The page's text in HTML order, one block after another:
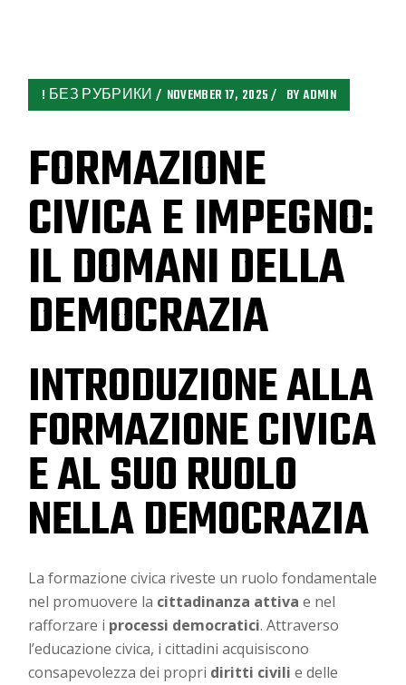
! БЕЗ РУБРИКИ NOVEMBER 17, 2025 BYADMIN
FORMAZIONE
CIVICA E IMPEGNO:
IL DOMANI DELLA
DEMOCRAZIA
INTRODUZIONE ALLA
FORMAZIONE CIVICA
E AL SUO RUOLO
NELLA DEMOCRAZIA
La formazione civica riveste un ruolo fondamentale
nel promuovere la cittadinanza attiva e nel
rafforzare i processi democratici. Attraverso
l’educazione civica, i cittadini acquisiscono
consapevolezza dei propri diritti civili e delle